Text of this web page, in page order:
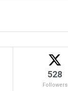
528
Followers